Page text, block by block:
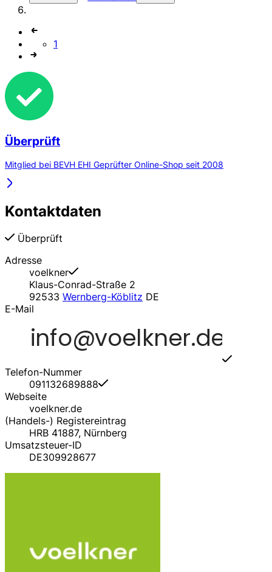
1
Überprüft
Mitglied bei BEVH EHI Geprüfter Online-Shop seit 2008
Kontaktdaten
Überprüft
Adresse
voelkner
Klaus-Conrad-Straße 2
92533 Wernberg-Köblitz DE
E-Mail
Telefon-Nummer
091132689888
Webseite
voelkner.de
(Handels-) Registereintrag
HRB 41887, Nürnberg
Umsatzsteuer-ID
DE309928677